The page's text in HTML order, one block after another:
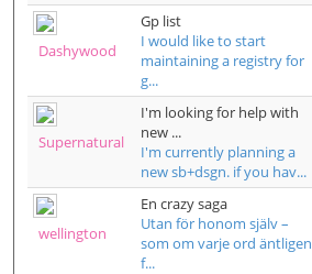
Dashywood
Gp list
I would like to start
maintaining a registry for
g...
Supernatural
I'm looking for help with
new ...
I'm currently planning a
new sb+dsgn. if you hav...
wellington
En crazy saga
Utan för honom själv –
som om varje ord äntligen
f...